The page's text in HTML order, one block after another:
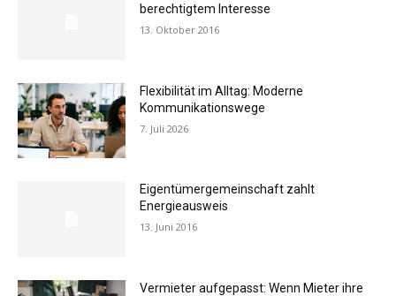
berechtigtem Interesse
13. Oktober 2016
Flexibilität im Alltag: Moderne
Kommunikationswege
7. Juli 2026
Eigentümergemeinschaft zahlt
Energieausweis
13. Juni 2016
Vermieter aufgepasst: Wenn Mieter ihre